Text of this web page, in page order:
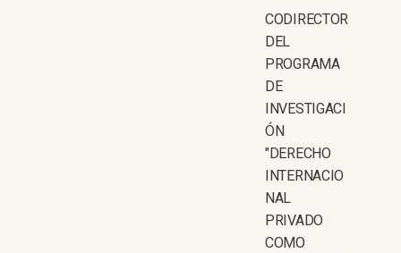
CODIRECTOR
DEL
PROGRAMA
DE
INVESTIGACI
ÓN
"DERECHO
INTERNACIO
NAL
PRIVADO
COMO